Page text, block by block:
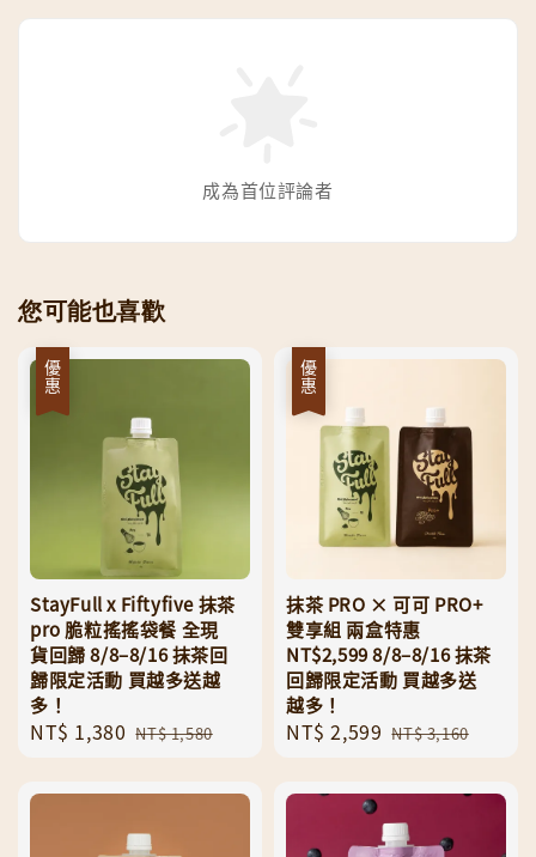
成為首位評論者
您可能也喜歡
優惠
StayFull x Fiftyfive 抹茶
pro 脆粒搖搖袋餐 全現
貨回歸 8/8–8/16 抹茶回
歸限定活動 買越多送越
多！
Sale
NT$ 1,380 Regular
NT$ 1,580
優惠
抹茶 PRO × 可可 PRO+
雙享組 兩盒特惠
NT$2,599 8/8–8/16 抹茶
回歸限定活動 買越多送
越多！
Sale
NT$ 2,599 Regular
NT$ 3,160